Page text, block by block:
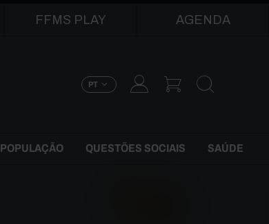
FFMS PLAY AGENDA
PT
POPULAÇÃO QUESTÕES SOCIAIS SAÚDE